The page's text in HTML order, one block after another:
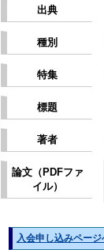
出典
種別
特集
標題
著者
論文（PDFファ
イル）
入会申し込みページ